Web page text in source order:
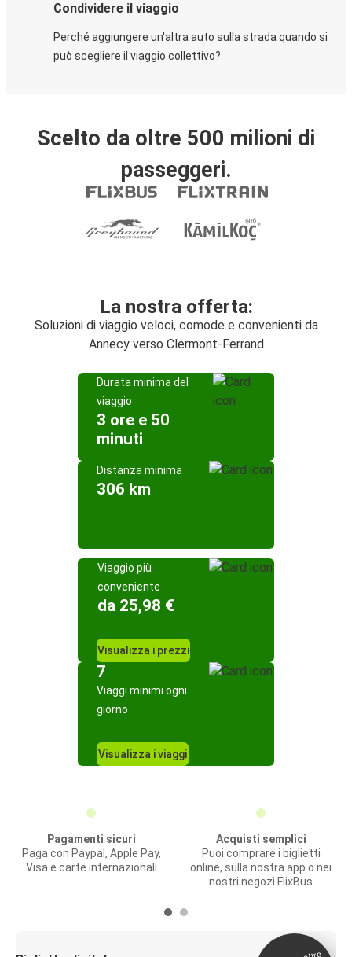
Condividere il viaggio
Perché aggiungere un'altra auto sulla strada quando si
può scegliere il viaggio collettivo?
Scelto da oltre 500 milioni di
passeggeri.
La nostra offerta:
Soluzioni di viaggio veloci, comode e convenienti da
Annecy verso Clermont-Ferrand
Durata minima del
viaggio
3 ore e 50
minuti
Distanza minima
306 km
Viaggio più
conveniente
da 25,98 €
Visualizza i prezzi
7
Viaggi minimi ogni
giorno
Visualizza i viaggi
Pagamenti sicuri
Paga con Paypal, Apple Pay,
Visa e carte internazionali
Acquisti semplici
Puoi comprare i biglietti
online, sulla nostra app o nei
nostri negozi FlixBus